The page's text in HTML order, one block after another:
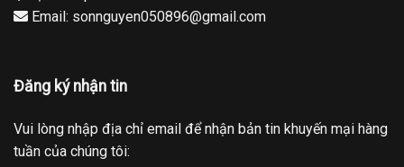
Email: sonnguyen050896@gmail.com
Đăng ký nhận tin
Vui lòng nhập địa chỉ email để nhận bản tin khuyến mại hàng
tuần của chúng tôi: